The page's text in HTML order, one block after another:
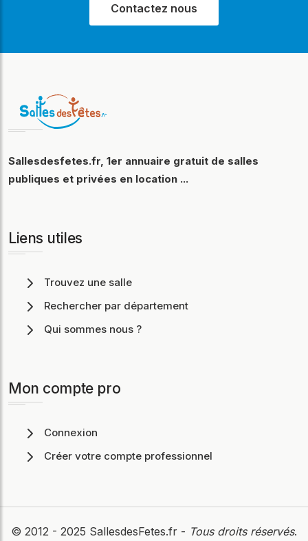
Contactez nous
Sallesdesfetes.fr, 1er annuaire gratuit de salles
publiques et privées en location ...
Liens utiles
Trouvez une salle
Rechercher par département
Qui sommes nous ?
Mon compte pro
Connexion
Créer votre compte professionnel
© 2012 - 2025 SallesdesFetes.fr - Tous droits réservés.